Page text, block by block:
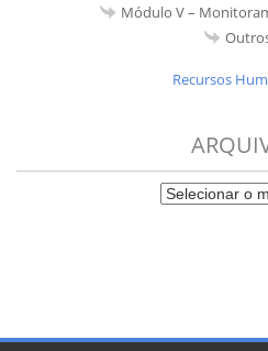
Módulo V –
Recursos